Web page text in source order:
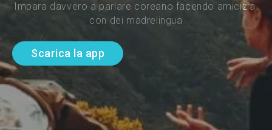
Impara davvero a parlare coreano facendo amicizia
con dei madrelingua
Scarica la app